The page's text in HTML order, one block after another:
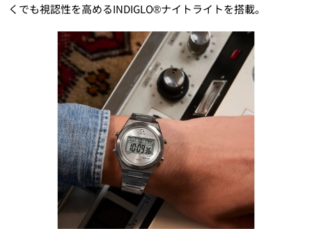
くでも視認性を高めるINDIGLO®ナイトライトを搭載。